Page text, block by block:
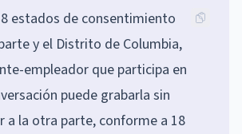
estados de consentimiento
y el Distrito de Columbia,
empleador que participa en
puede grabarla sin
a la otra parte, conforme a 18